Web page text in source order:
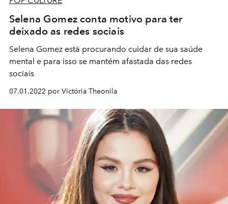
Selena Gomez conta motivo para ter
deixado as redes sociais
Selena Gomez está procurando cuidar de sua saúde
mental e para isso se mantém afastada das redes
sociais
07.01.2022 por Victória Theonila